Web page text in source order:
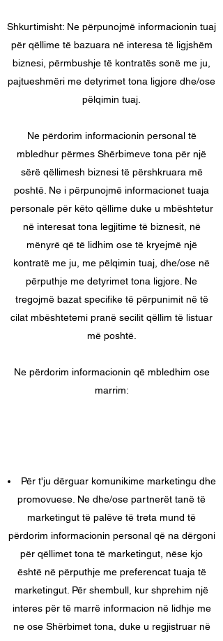
Shkurtimisht: Ne përpunojmë informacionin tuaj
për qëllime të bazuara në interesa të ligjshëm
biznesi, përmbushje të kontratës sonë me ju,
pajtueshmëri me detyrimet tona ligjore dhe/ose
pëlqimin tuaj.
Ne përdorim informacionin personal të
mbledhur përmes Shërbimeve tona për një
sërë qëllimesh biznesi të përshkruara më
poshtë. Ne i përpunojmë informacionet tuaja
personale për këto qëllime duke u mbështetur
në interesat tona legjitime të biznesit, në
mënyrë që të lidhim ose të kryejmë një
kontratë me ju, me pëlqimin tuaj, dhe/ose në
përputhje me detyrimet tona ligjore. Ne
tregojmë bazat specifike të përpunimit në të
cilat mbështetemi pranë secilit qëllim të listuar
më poshtë.
Ne përdorim informacionin që mbledhim ose
marrim:
Për t'ju dërguar komunikime marketingu dhe
promovuese. Ne dhe/ose partnerët tanë të
marketingut të palëve të treta mund të
përdorim informacionin personal që na dërgoni
për qëllimet tona të marketingut, nëse kjo
është në përputhje me preferencat tuaja të
marketingut. Për shembull, kur shprehim një
interes për të marrë informacion në lidhje me
ne ose Shërbimet tona, duke u regjistruar në